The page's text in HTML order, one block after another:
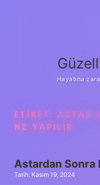
Hayatına
ETIKET: ASTAR
NE YAPILIR
Astardan Sonra
Tarih: Kasım 19, 2024